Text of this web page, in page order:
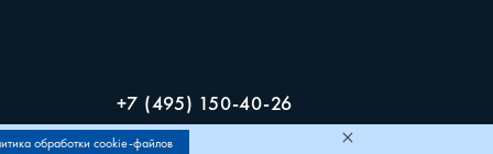
+7 (495) 150-40-26
обработки cookie-файлов